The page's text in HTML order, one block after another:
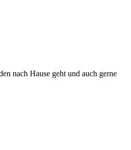
nach Hause geht und auch gerne